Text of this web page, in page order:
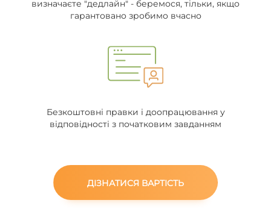
визначаєте "дедлайн" - беремося, тільки, якщо
гарантовано зробимо вчасно
Безкоштовні правки і доопрацювання у
відповідності з початковим завданням
ДІЗНАТИСЯ ВАРТІСТЬ